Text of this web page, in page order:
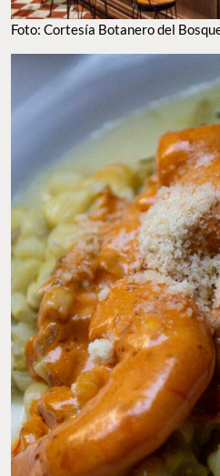
Foto: Cortesía Botanero del